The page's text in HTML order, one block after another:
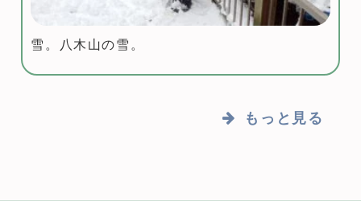
雪。八木山の雪。
もっと見る